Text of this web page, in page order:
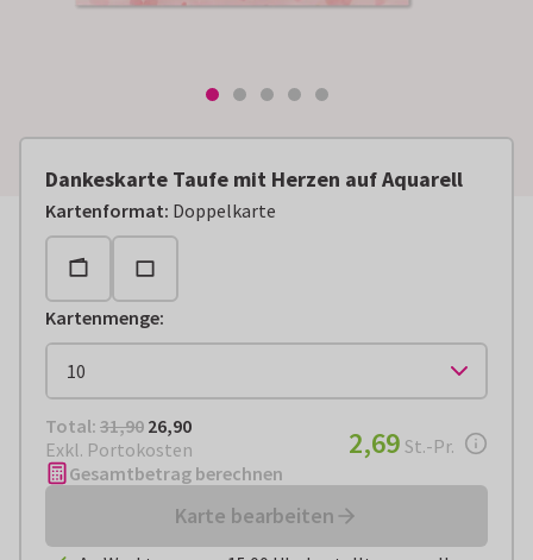
Dankeskarte Taufe mit Herzen auf Aquarell
Kartenformat: Doppelkarte
Kartenmenge:
Total: € 26,90
Total: 31,90 26,90
Exkl. Portokosten
€ 2,69pro Stück
2,69 St.-Pr.
Gesamtbetrag berechnen
Karte bearbeiten